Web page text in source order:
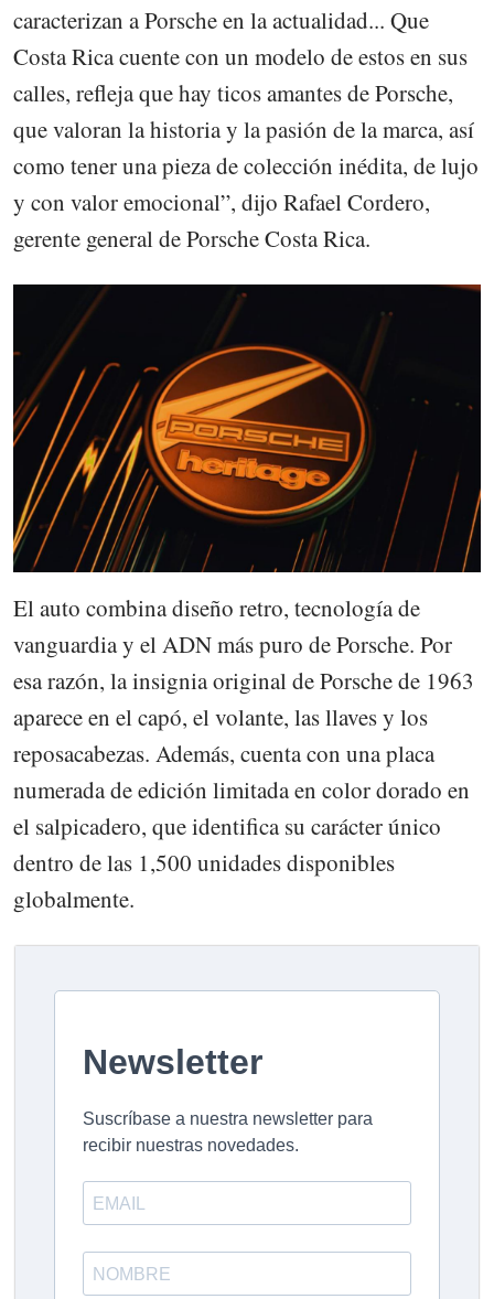
caracterizan a Porsche en la actualidad... Que
Costa Rica cuente con un modelo de estos en sus
calles, refleja que hay ticos amantes de Porsche,
que valoran la historia y la pasión de la marca, así
como tener una pieza de colección inédita, de lujo
y con valor emocional”, dijo Rafael Cordero,
gerente general de Porsche Costa Rica.
El auto combina diseño retro, tecnología de
vanguardia y el ADN más puro de Porsche. Por
esa razón, la insignia original de Porsche de 1963
aparece en el capó, el volante, las llaves y los
reposacabezas. Además, cuenta con una placa
numerada de edición limitada en color dorado en
el salpicadero, que identifica su carácter único
dentro de las 1,500 unidades disponibles
globalmente.